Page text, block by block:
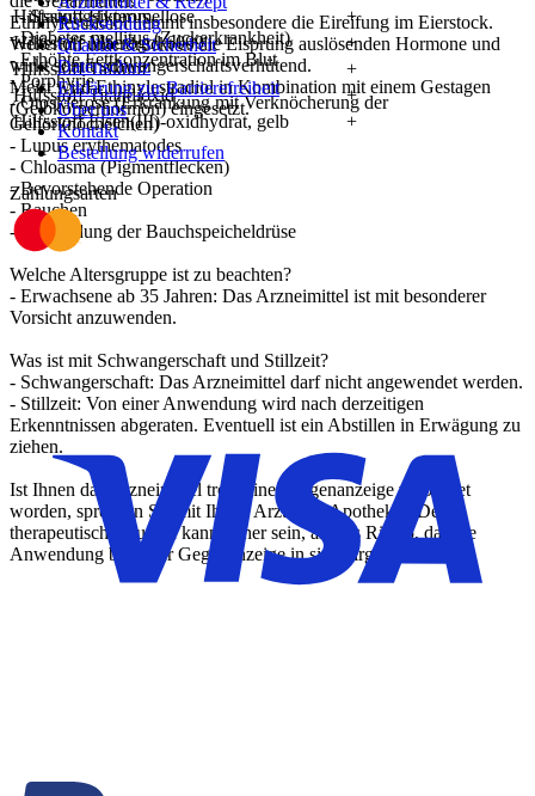
- Stauungsikterus
- Diabetes mellitus (Zuckerkrankheit)
- Erhöhte Fettkonzentration im Blut
- Porphyrie
- Otosklerose (Erkrankung mit Verknöcherung der
Gehörknöchelchen)
- Lupus erythematodes
- Chloasma (Pigmentflecken)
- Bevorstehende Operation
- Rauchen
- Entzündung der Bauchspeicheldrüse
Welche Altersgruppe ist zu beachten?
- Erwachsene ab 35 Jahren: Das Arzneimittel ist mit besonderer
Vorsicht anzuwenden.
Was ist mit Schwangerschaft und Stillzeit?
- Schwangerschaft: Das Arzneimittel darf nicht angewendet werden.
- Stillzeit: Von einer Anwendung wird nach derzeitigen
Erkenntnissen abgeraten. Eventuell ist ein Abstillen in Erwägung zu
ziehen.
Ist Ihnen das Arzneimittel trotz einer Gegenanzeige verordnet
worden, sprechen Sie mit Ihrem Arzt oder Apotheker. Der
therapeutische Nutzen kann höher sein, als das Risiko, das die
Anwendung bei einer Gegenanzeige in sich birgt.
Ethinylestradiol hemmt insbesondere die Eireifung im Eierstock.
Weiterhin unterdrückt es die Eisprung auslösenden Hormone und
wirkt somit schwangerschaftsverhütend.
Meist wird Ethinylestradiol in Kombination mit einem Gestagen
(Gelbkörperhormon) eingesetzt.
Hilfsstoff Hypromellose
+
Hilfsstoff Macrogol 6000
+
Hilfsstoff Talkum
+
Hilfsstoff Titandioxid
+
Hilfsstoff Eisen(III)-oxidhydrat, gelb
+
Rücksendung
Qualität & Sicherheit
Datenschutz
Erklärung zur Barrierefreiheit
Über uns
Kontakt
Bestellung widerrufen
Zahlungsarten